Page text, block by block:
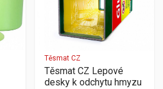
Těsmat CZ
Těsmat CZ Lepové
desky k odchytu hmyzu